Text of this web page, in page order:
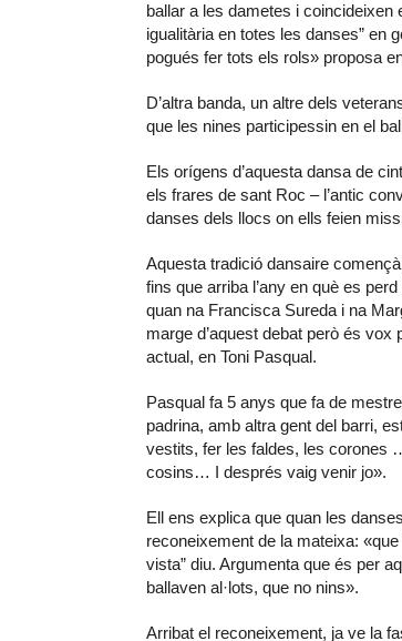
ballar a les dametes i coincideixen
igualitària en totes les danses” en
pogués fer tots els rols» proposa
D’altra banda, un altre dels
que les nines participessin en el
Els orígens d’aquesta dansa de
els frares de sant Roc – l’antic
danses dels llocs on ells feien
Aquesta tradició dansaire
fins que arriba l’any en què es
quan na Francisca Sureda i na
marge d’aquest debat però és
actual, en Toni Pasqual.
Pasqual fa 5 anys que fa de
padrina, amb altra gent del barri,
vestits, fer les faldes, les corones
cosins… I després vaig venir jo».
Ell ens explica que quan les
reconeixement de la mateixa:
vista” diu. Argumenta que és per
ballaven al·lots, que no nins».
Arribat el reconeixement, ja ve la